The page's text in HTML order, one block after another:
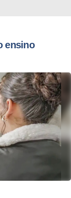
ensino